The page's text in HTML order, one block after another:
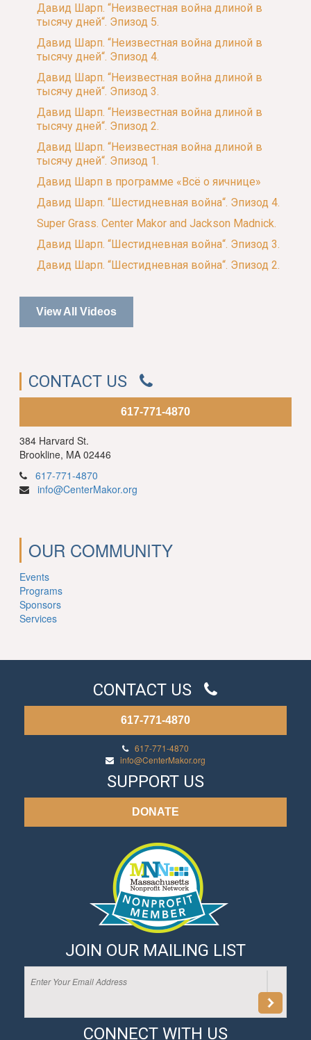
Давид Шарп. “Неизвестная война длиной в
тысячу дней“. Эпизод 5.
Давид Шарп. “Неизвестная война длиной в
тысячу дней“. Эпизод 4.
Давид Шарп. “Неизвестная война длиной в
тысячу дней“. Эпизод 3.
Давид Шарп. “Неизвестная война длиной в
тысячу дней“. Эпизод 2.
Давид Шарп. “Неизвестная война длиной в
тысячу дней“. Эпизод 1.
Давид Шарп в программе «Всё о яичнице»
Давид Шарп. “Шестидневная война“. Эпизод 4.
Super Grass. Center Makor and Jackson Madnick.
Давид Шарп. “Шестидневная война“. Эпизод 3.
Давид Шарп. “Шестидневная война“. Эпизод 2.
View All Videos
CONTACT US
617-771-4870
384 Harvard St.
Brookline, MA 02446
617-771-4870
info@CenterMakor.org
OUR COMMUNITY
Events
Programs
Sponsors
Services
CONTACT US
617-771-4870
617-771-4870
info@CenterMakor.org
SUPPORT US
DONATE
JOIN OUR MAILING LIST
CONNECT WITH US